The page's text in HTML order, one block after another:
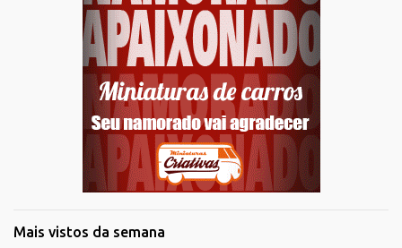
Mais vistos da semana